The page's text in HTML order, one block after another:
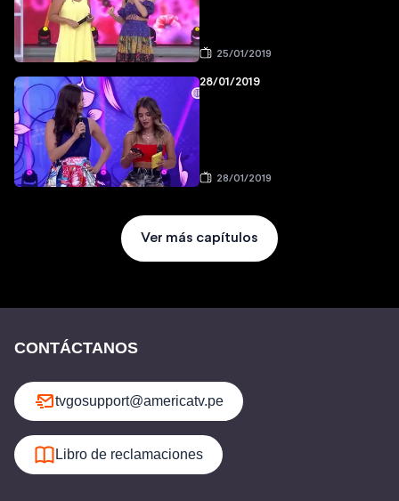
25/01/2019
28/01/2019
28/01/2019
Ver más capítulos
CONTÁCTANOS
tvgosupport@americatv.pe
Libro de reclamaciones